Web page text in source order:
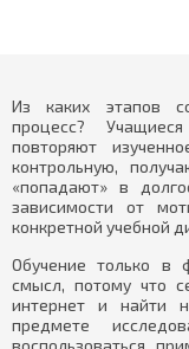
Из каких этапов
процесс?
повторяют
контрольную,
«попадают» в
зависимости от
конкретной учебной
Обучение только в
смысл, потому что
интернет и найти
предмете
воспользоваться,